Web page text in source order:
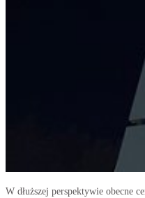
W dłuższej perspektywie obecne